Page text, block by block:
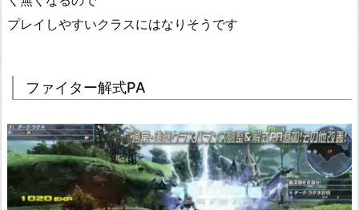
プレイしやすいクラスにはなりそうです
ファイター解式PA